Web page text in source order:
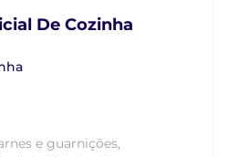
De Cozinha
e guarnições,